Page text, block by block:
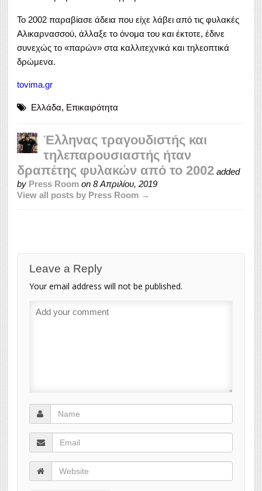
Το 2002 παραβίασε άδεια που είχε λάβει από τις φυλακές
Αλικαρνασσού, άλλαξε το όνομα του και έκτοτε, έδινε
συνεχώς το «παρών» στα καλλιτεχνικά και τηλεοπτικά
δρώμενα.
tovima.gr
Ελλάδα, Επικαιρότητα
Έλληνας τραγουδιστής και
τηλεπαρουσιαστής ήταν
δραπέτης φυλακών από το 2002 added
by Press Room on 8 Απριλίου, 2019
View all posts by Press Room →
Leave a Reply
Your email address will not be published.